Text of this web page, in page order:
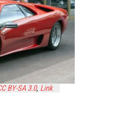
BY-SA 3.0, Link